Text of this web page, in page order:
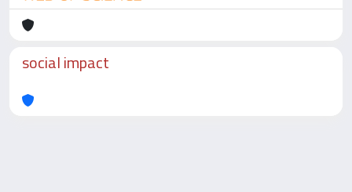
social impact